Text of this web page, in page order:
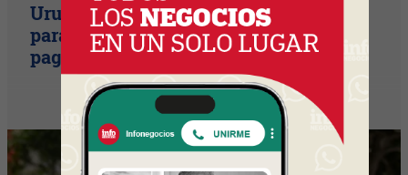
Uruguay empieza a discutir las reglas
para una movilidad autónoma (¿Quién
paga si el auto sin conductor choca?)